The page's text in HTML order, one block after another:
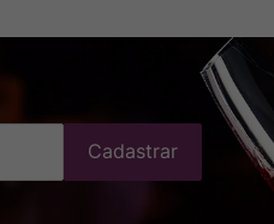
Cadastrar